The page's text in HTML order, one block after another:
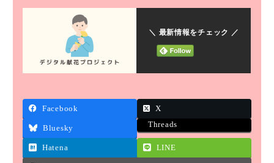
＼ 最新情報をチェック ／
Facebook X
Bluesky Threads
Hatena LINE